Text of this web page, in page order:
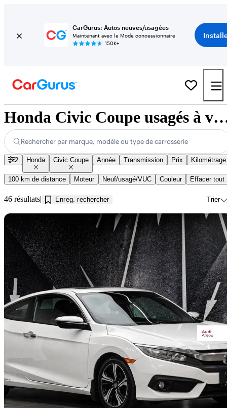
CarGurus: Autos neuves/usagées
Maintenant avec le Mode concessionnaire
150K+
Honda Civic Coupe usagés à
Rechercher par marque, modèle ou type de carrosserie
2 Honda Civic Coupe Année Transmission Prix Kilométrage
100 km de distance Moteur Neuf/usagé/VUC Couleur Effacer tout
46 résultats Enreg. rechercher Trier
2016 Honda Civic Coupe
Touring151 868 km